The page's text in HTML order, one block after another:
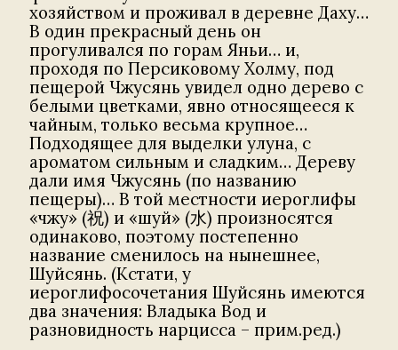
хозяйством и проживал в деревне Даху…
В один прекрасный день он
прогуливался по горам Яньи… и,
проходя по Персиковому Холму, под
пещерой Чжусянь увидел одно дерево с
белыми цветками, явно относящееся к
чайным, только весьма крупное…
Подходящее для выделки улуна, с
ароматом сильным и сладким… Дереву
дали имя Чжусянь (по названию
пещеры)… В той местности иероглифы
«чжу» (祝) и «шуй» (水) произносятся
одинаково, поэтому постепенно
название сменилось на нынешнее,
Шуйсянь. (Кстати, у
иероглифосочетания Шуйсянь имеются
два значения: Владыка Вод и
разновидность нарцисса – прим.ред.)